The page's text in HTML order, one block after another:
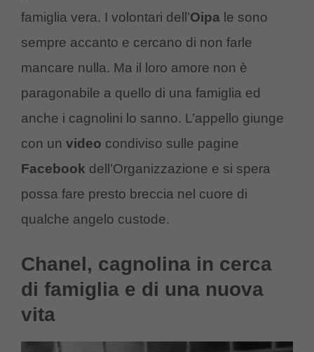
famiglia vera. I volontari dell’Oipa le sono
sempre accanto e cercano di non farle
mancare nulla. Ma il loro amore non è
paragonabile a quello di una famiglia ed
anche i cagnolini lo sanno. L’appello giunge
con un video condiviso sulle pagine
Facebook dell’Organizzazione e si spera
possa fare presto breccia nel cuore di
qualche angelo custode.
Chanel, cagnolina in cerca
di famiglia e di una nuova
vita